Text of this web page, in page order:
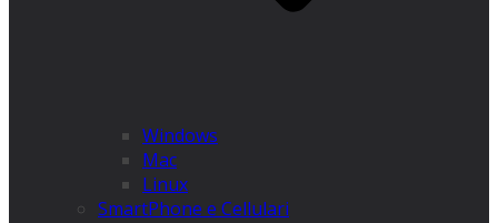
Windows
Mac
Linux
SmartPhone e Cellulari